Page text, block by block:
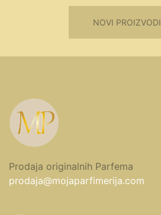
NOVI PROIZVODI
Prodaja originalnih Parfema
prodaja@mojaparfimerija.com